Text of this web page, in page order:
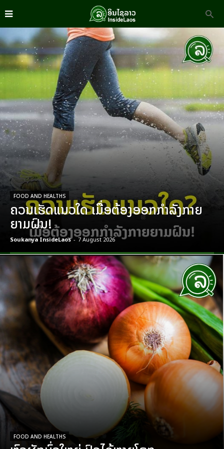
FOOD AND HEALTHS
ຄວນເຮັດແນວໃດ ເມື່ອຕ້ອງອອກກຳລັງກາຍ
ຍາມຝົນ!
Soukanya InsideLaos - 7 August 2026
FOOD AND HEALTHS